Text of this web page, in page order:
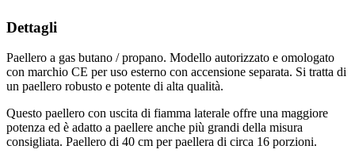
Dettagli
Paellero a gas butano / propano. Modello autorizzato e omologato
con marchio CE per uso esterno con accensione separata. Si tratta di
un paellero robusto e potente di alta qualità.
Questo paellero con uscita di fiamma laterale offre una maggiore
potenza ed è adatto a paellere anche più grandi della misura
consigliata. Paellero di 40 cm per paellera di circa 16 porzioni.